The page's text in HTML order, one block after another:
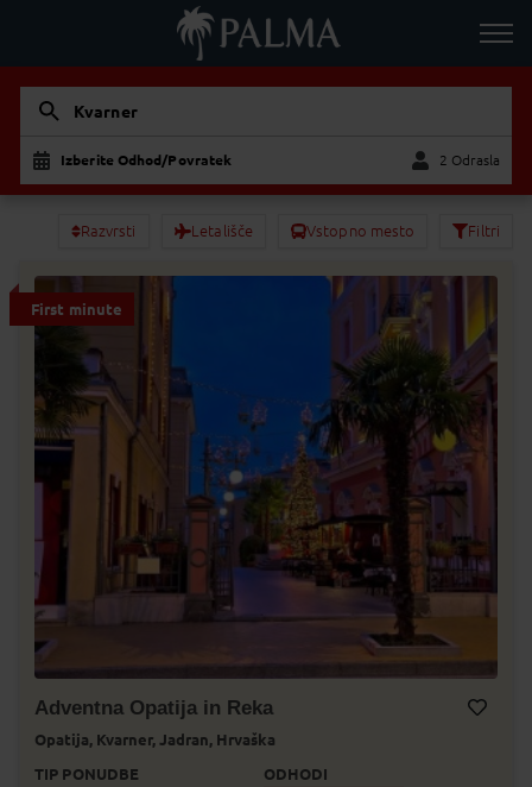
Kvarner
Izberite Odhod/Povratek 2 Odrasla
Razvrsti Letališče Vstopno mesto Filtri
First minute
Adventna Opatija in Reka
Opatija, Kvarner, Jadran, Hrvaška
TIP PONUDBE
ODHODI